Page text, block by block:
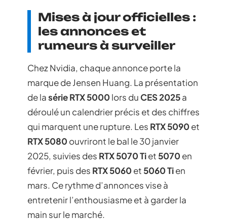
Mises à jour officielles :
les annonces et
rumeurs à surveiller
Chez Nvidia, chaque annonce porte la
marque de Jensen Huang. La présentation
de lasérie RTX 5000 lors duCES 2025a
déroulé un calendrier précis et des chiffres
qui marquent une rupture. Les RTX 5090 et
RTX 5080 ouvriront le bal le 30 janvier
2025, suivies des RTX 5070 Tiet5070 en
février, puis des RTX 5060 et5060 Tien
mars. Ce rythme d’annonces vise à
entretenir l’enthousiasme et à garder la
main sur le marché.